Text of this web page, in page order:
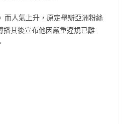
而人氣上升，原定舉辦亞洲粉絲
播其後宣布他因嚴重違規已離